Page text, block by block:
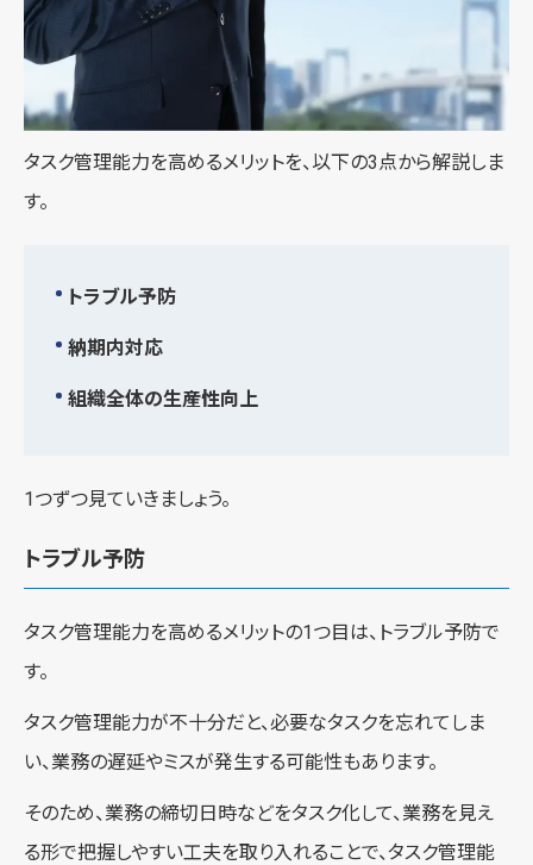
タスク管理能力を高めるメリットを、以下の3点から解説しま
す。
トラブル予防
納期内対応
組織全体の生産性向上
1つずつ見ていきましょう。
トラブル予防
タスク管理能力を高めるメリットの1つ目は、トラブル予防で
す。
タスク管理能力が不十分だと、必要なタスクを忘れてしま
い、業務の遅延やミスが発生する可能性もあります。
そのため、業務の締切日時などをタスク化して、業務を見え
る形で把握しやすい工夫を取り入れることで、タスク管理能